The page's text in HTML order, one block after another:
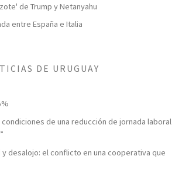
de Trump y Netanyahu
entre España e Italia
DE URUGUAY
condiciones de una reducción de jornada laboral
y desalojo: el conflicto en una cooperativa que